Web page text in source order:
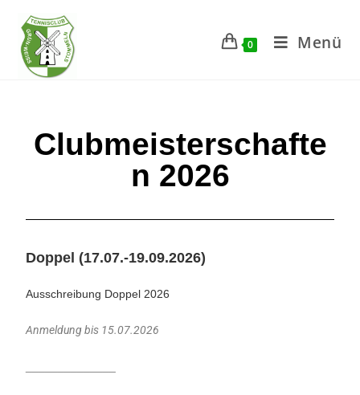
0 Menü
Clubmeisterschafte
n 2026
Doppel (17.07.-19.09.2026)
Ausschreibung Doppel 2026
Anmeldung bis 15.07.2026